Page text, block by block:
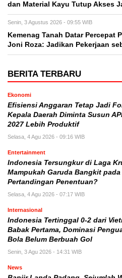
dan Material Kayu Tutup Akses
Senin, 3 Agustus 2026 - 09:55 WIB
Kemenag Tanah Datar Percepat
Joni Roza: Jadikan Pekerjaan
BERITA TERBARU
Ekonomi
Efisiensi Anggaran Tetap Jadi
Kepala Daerah Diminta Susun
2027 Lebih Produktif
Selasa, 4 Agu 2026 - 09:16 WIB
Entertainment
Indonesia Tersungkur di Laga
Mampukah Garuda Bangkit pada
Pertandingan Penentuan?
Selasa, 4 Agu 2026 - 07:17 WIB
Internasional
Indonesia Tertinggal 0-2 dari
Babak Pertama, Dominasi
Bola Belum Berbuah Gol
Senin, 3 Agu 2026 - 14:31 WIB
News